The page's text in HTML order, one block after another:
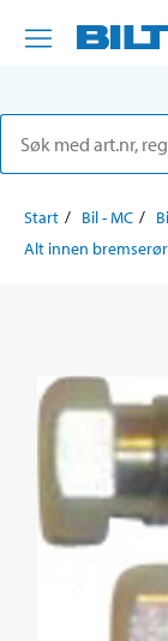
Start Bil - MC
Alt innen bremserør